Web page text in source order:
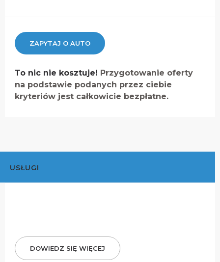
ZAPYTAJ O AUTO
To nic nie kosztuje! Przygotowanie oferty
na podstawie podanych przez ciebie
kryteriów jest całkowicie bezpłatne.
USŁUGI
DOWIEDZ SIĘ WIĘCEJ